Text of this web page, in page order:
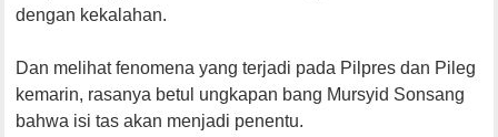
dengan kekalahan.
Dan melihat fenomena yang terjadi pada Pilpres dan Pileg
kemarin, rasanya betul ungkapan bang Mursyid Sonsang
bahwa isi tas akan menjadi penentu.